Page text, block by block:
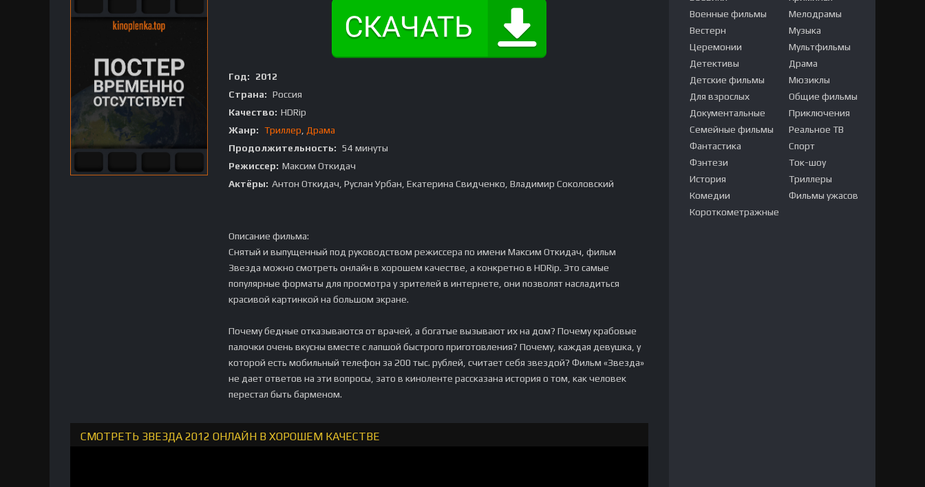
Год:
2012
Страна: Россия
Качество: HDRip
Жанр: Триллер
Драма
Продолжительность: 54 минуты
Режиссер: Максим Откидач
Актёры: Антон Откидач, Руслан Урбан, Екатерина Свидченко, Владимир Соколовский
Описание фильма:
Снятый и выпущенный под руководством режиссера по имени Максим Откидач, фильм
Звезда можно смотреть онлайн в хорошем качестве, а конкретно в HDRip. Это самые
популярные форматы для просмотра у зрителей в интернете, они позволят насладиться
красивой картинкой на большом экране.
Почему бедные отказываются от врачей, а богатые вызывают их на дом? Почему крабовые
палочки очень вкусны вместе с лапшой быстрого приготовления? Почему, каждая девушка, у
которой есть мобильный телефон за 200 тыс. рублей, считает себя звездой? Фильм «Звезда»
не дает ответов на эти вопросы, зато в киноленте рассказана история о том, как человек
перестал быть барменом.
СМОТРЕТЬ ЗВЕЗДА 2012 ОНЛАЙН В ХОРОШЕМ КАЧЕСТВЕ
Военные фильмы
Вестерн
Церемонии
Детективы
Детские фильмы
Для взрослых
Документальные
Семейные фильмы
Фантастика
Фэнтези
История
Комедии
Короткометражные
Мелодрамы
Музыка
Мультфильмы
Драма
Мюзиклы
Общие фильмы
Приключения
Реальное ТВ
Спорт
Ток-шоу
Триллеры
Фильмы ужасов